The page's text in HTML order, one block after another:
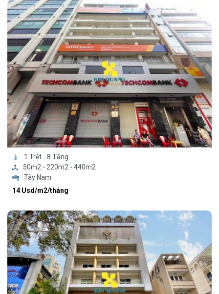
1 Trệt - 8 Tầng
50m2 - 220m2 - 440m2
Tây Nam
14 Usd/m2/tháng